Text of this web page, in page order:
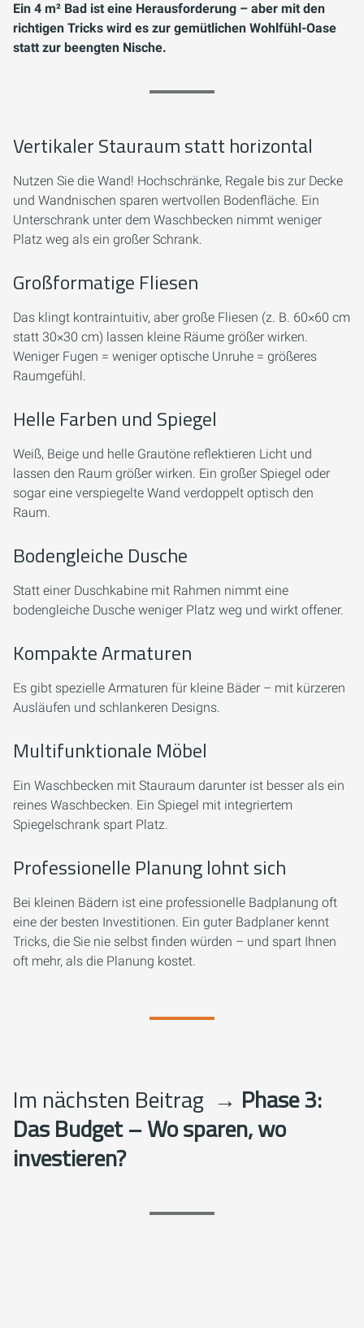
Ein 4 m² Bad ist eine Herausforderung – aber mit den
richtigen Tricks wird es zur gemütlichen Wohlfühl-Oase
statt zur beengten Nische.
Vertikaler Stauraum statt horizontal
Nutzen Sie die Wand! Hochschränke, Regale bis zur Decke
und Wandnischen sparen wertvollen Bodenfläche. Ein
Unterschrank unter dem Waschbecken nimmt weniger
Platz weg als ein großer Schrank.
Großformatige Fliesen
Das klingt kontraintuitiv, aber große Fliesen (z. B. 60×60 cm
statt 30×30 cm) lassen kleine Räume größer wirken.
Weniger Fugen = weniger optische Unruhe = größeres
Raumgefühl.
Helle Farben und Spiegel
Weiß, Beige und helle Grautöne reflektieren Licht und
lassen den Raum größer wirken. Ein großer Spiegel oder
sogar eine verspiegelte Wand verdoppelt optisch den
Raum.
Bodengleiche Dusche
Statt einer Duschkabine mit Rahmen nimmt eine
bodengleiche Dusche weniger Platz weg und wirkt offener.
Kompakte Armaturen
Es gibt spezielle Armaturen für kleine Bäder – mit kürzeren
Ausläufen und schlankeren Designs.
Multifunktionale Möbel
Ein Waschbecken mit Stauraum darunter ist besser als ein
reines Waschbecken. Ein Spiegel mit integriertem
Spiegelschrank spart Platz.
Professionelle Planung lohnt sich
Bei kleinen Bädern ist eine professionelle Badplanung oft
eine der besten Investitionen. Ein guter Badplaner kennt
Tricks, die Sie nie selbst finden würden – und spart Ihnen
oft mehr, als die Planung kostet.
Im nächsten Beitrag → Phase 3:
Das Budget – Wo sparen, wo
investieren?